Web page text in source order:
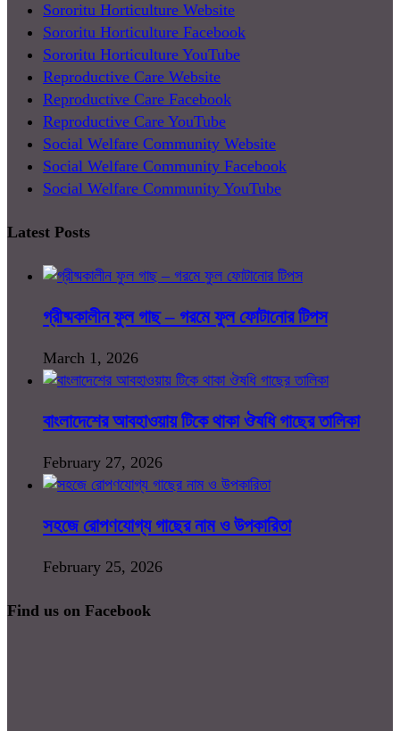
Sororitu Horticulture Website
Sororitu Horticulture Facebook
Sororitu Horticulture YouTube
Reproductive Care Website
Reproductive Care Facebook
Reproductive Care YouTube
Social Welfare Community Website
Social Welfare Community Facebook
Social Welfare Community YouTube
Latest Posts
গ্রীষ্মকালীন ফুল গাছ – গরমে ফুল ফোটানোর টিপস
March 1, 2026
বাংলাদেশের আবহাওয়ায় টিকে থাকা ঔষধি গাছের তালিকা
February 27, 2026
সহজে রোপণযোগ্য গাছের নাম ও উপকারিতা
February 25, 2026
Find us on Facebook